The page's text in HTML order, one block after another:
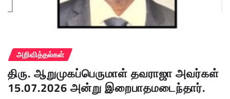
அறிவித்தல்கள்
திரு. ஆறுமுகப்பெருமாள் தவராஜா அவர்கள்
15.07.2026 அன்று இறைபாதமடைந்தார்.